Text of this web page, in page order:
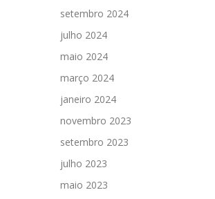
setembro 2024
julho 2024
maio 2024
março 2024
janeiro 2024
novembro 2023
setembro 2023
julho 2023
maio 2023